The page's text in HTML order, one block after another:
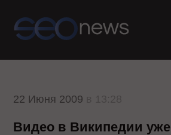
22 Июня 2009
Видео в Википедии уже